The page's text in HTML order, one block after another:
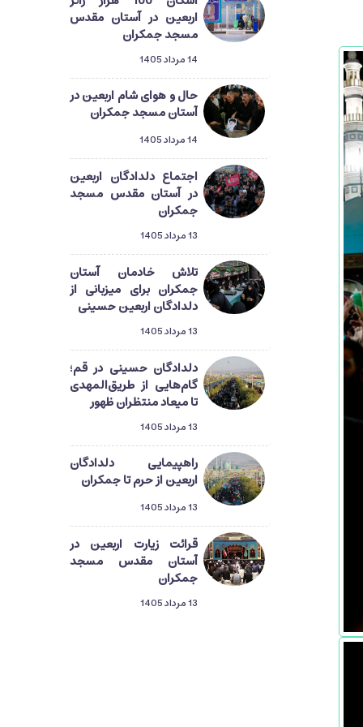
اربعین در آستان مقدس
مسجد جمکران
14 مرداد 1405
حال و هوای شام اربعین در
آستان مسجد جمکران
14 مرداد 1405
اجتماع دلدادگان اربعین
در آستان مقدس مسجد
جمکران
13 مرداد 1405
تلاش خادمان آستان
جمکران برای میزبانی از
دلدادگان اربعین حسینی
13 مرداد 1405
دلدادگان حسینی در قم؛
گام‌هایی از طریق‌المهدی
تا میعاد منتظران ظهور
13 مرداد 1405
راهپیمایی دلدادگان
اربعین از حرم تا جمکران
13 مرداد 1405
قرائت زیارت اربعین در
آستان مقدس مسجد
جمکران
13 مرداد 1405